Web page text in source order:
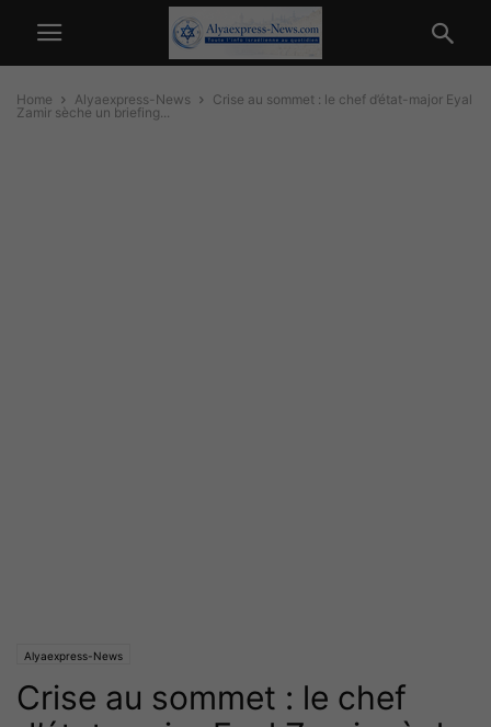
Home Alyaexpress-News
Crise au sommet : le chef d’état-major Eyal
Zamir sèche un briefing...
Alyaexpress-News
Crise au sommet : le chef